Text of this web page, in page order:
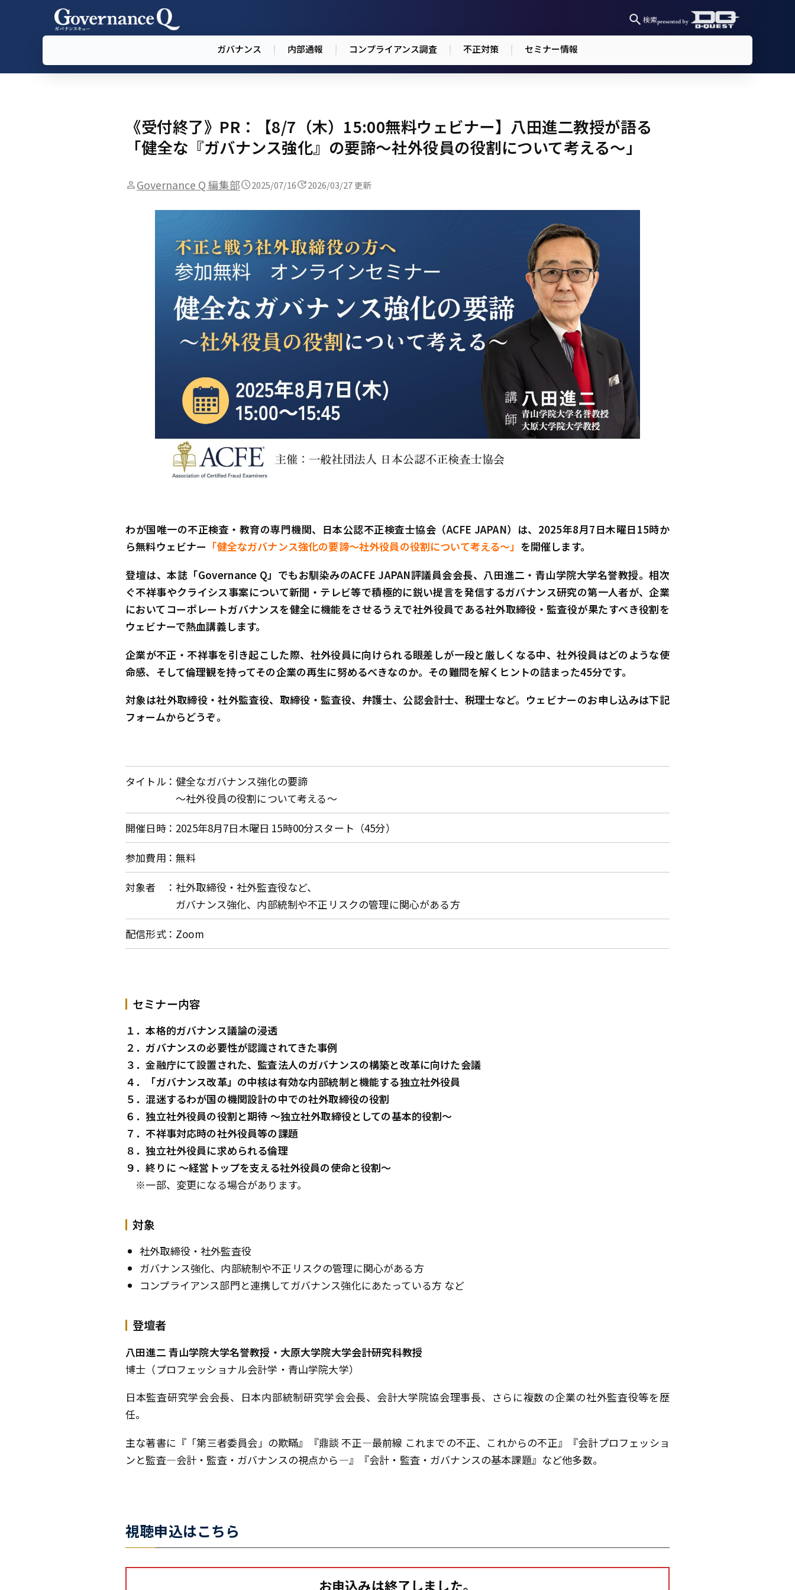
検索
ガバナンス 内部通報 コンプライアンス調査 不正対策 セミナー情報
《受付終了》PR：【8/7（木）15:00無料ウェビナー】八田進二教授が語る
「健全な『ガバナンス強化』の要諦～社外役員の役割について考える～」
Governance Q 編集部 2025/07/16 2026/03/27 更新
わが国唯一の不正検査・教育の専門機関、日本公認不正検査士協会（ACFE JAPAN）は、2025年8月7日木曜日15時か
ら無料ウェビナー 「健全なガバナンス強化の要諦～社外役員の役割について考える～」 を開催します。
登壇は、本誌「Governance Q」でもお馴染みのACFE JAPAN評議員会会長、八田進二・青山学院大学名誉教授。相次
ぐ不祥事やクライシス事案について新聞・テレビ等で積極的に鋭い提言を発信するガバナンス研究の第一人者が、企業
においてコーポレートガバナンスを健全に機能をさせるうえで社外役員である社外取締役・監査役が果たすべき役割を
ウェビナーで熱血講義します。
企業が不正・不祥事を引き起こした際、社外役員に向けられる眼差しが一段と厳しくなる中、社外役員はどのような使
命感、そして倫理観を持ってその企業の再生に努めるべきなのか――。その難問を解くヒントの詰まった45分です。
対象は社外取締役・社外監査役、取締役・監査役、弁護士、公認会計士、税理士など。ウェビナーのお申し込みは下記
フォームからどうぞ。
タイトル
健全なガバナンス強化の要諦
～社外役員の役割について考える～
開催日時
2025年8月7日木曜日 15時00分スタート（45分）
参加費用
無料
対象者
社外取締役・社外監査役など、
ガバナンス強化、内部統制や不正リスクの管理に関心がある方
配信形式
Zoom
セミナー内容
１．本格的ガバナンス議論の浸透
２．ガバナンスの必要性が認識されてきた事例
３．金融庁にて設置された、監査法人のガバナンスの構築と改革に向けた会議
４．「ガバナンス改革」の中核は有効な内部統制と機能する独立社外役員
５．混迷するわが国の機関設計の中での社外取締役の役割
６．独立社外役員の役割と期待 ～独立社外取締役としての基本的役割～
７．不祥事対応時の社外役員等の課題
８．独立社外役員に求められる倫理
９．終りに ～経営トップを支える社外役員の使命と役割～
※一部、変更になる場合があります。
対象
社外取締役・社外監査役
ガバナンス強化、内部統制や不正リスクの管理に関心がある方
コンプライアンス部門と連携してガバナンス強化にあたっている方 など
登壇者
八田進二 青山学院大学名誉教授・大原大学院大学会計研究科教授
博士（プロフェッショナル会計学・青山学院大学）
日本監査研究学会会長、日本内部統制研究学会会長、会計大学院協会理事長、さらに複数の企業の社外監査役等を歴
任。
主な著書に『「第三者委員会」の欺瞞』『鼎談 不正—最前線 これまでの不正、これからの不正』『会計プロフェッショ
ンと監査―会計・監査・ガバナンスの視点から—』『会計・監査・ガバナンスの基本課題』など他多数。
視聴申込はこちら
お申込みは終了しました。